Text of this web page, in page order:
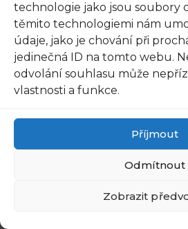
technologie jako jsou soubory
těmito technologiemi nám
údaje, jako je chování při
jedinečná ID na tomto webu.
odvolání souhlasu může
vlastnosti a funkce.
Příjmout
Odmítnout
Zobrazit
Zabezpečení před
parkování na tmavých
podzemní garáže, lesy
parkoviště,
při odemknutí vám
obávat, že na někoho
někdo nečekaný bude
Usnadnění nalézání